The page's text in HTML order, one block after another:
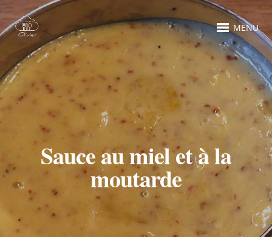
MENU
Sauce au miel et à la
moutarde